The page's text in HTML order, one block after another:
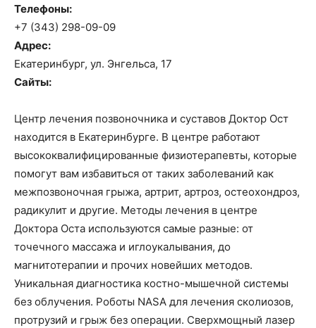
Телефоны:
+7 (343) 298-09-09
Адрес:
Екатеринбург, ул. Энгельса, 17
Сайты:
Центр лечения позвоночника и суставов Доктор Ост
находится в Екатеринбурге. В центре работают
высококвалифицированные физиотерапевты, которые
помогут вам избавиться от таких заболеваний как
межпозвоночная грыжа, артрит, артроз, остеохондроз,
радикулит и другие. Методы лечения в центре
Доктора Оста используются самые разные: от
точечного массажа и иглоукалывания, до
магнитотерапии и прочих новейших методов.
Уникальная диагностика костно-мышечной системы
без облучения. Роботы NASA для лечения сколиозов,
протрузий и грыж без операции. Сверхмощный лазер